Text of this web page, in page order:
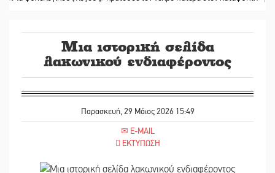
Μια ιστορική σελίδα
λακωνικού ενδιαφέροντος
Παρασκευή, 29 Μάιος 2026 15:49
E-MAIL
ΕΚΤΥΠΩΣΗ